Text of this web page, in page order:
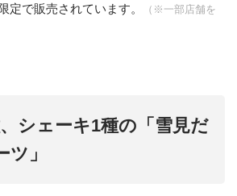
定で販売されています。
（※一部店舗を
シェーキ1種の「雪見だ
」